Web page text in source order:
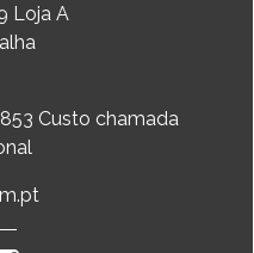
Loja A
Custo chamada